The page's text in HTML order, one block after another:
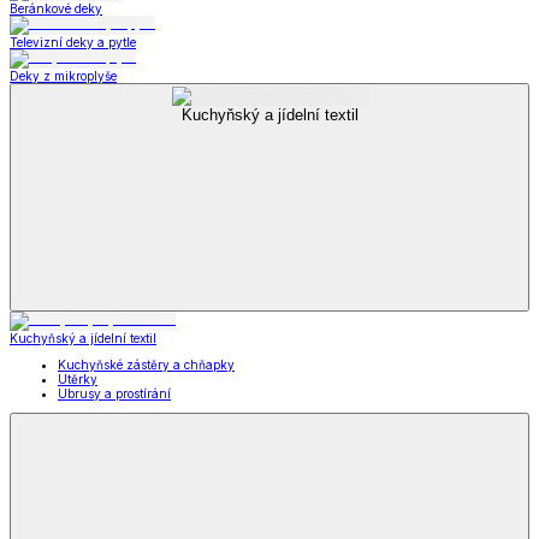
Beránkové deky
Televizní deky a pytle
Deky z mikroplyše
Kuchyňský a jídelní textil
Kuchyňský a jídelní textil
Kuchyňské zástěry a chňapky
Utěrky
Ubrusy a prostírání